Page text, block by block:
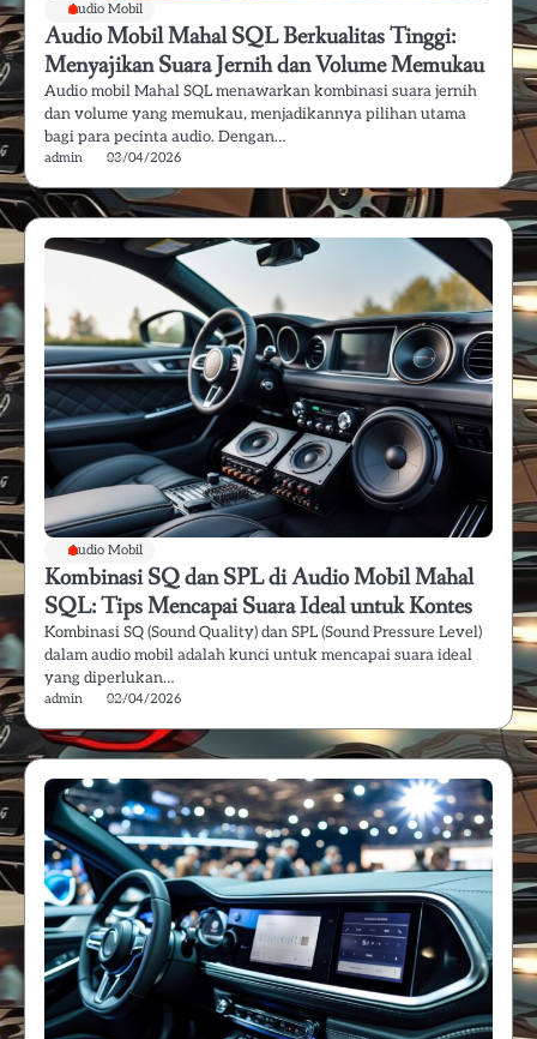
Audio Mobil
Audio Mobil Mahal SQL Berkualitas Tinggi:
Menyajikan Suara Jernih dan Volume Memukau
Audio mobil Mahal SQL menawarkan kombinasi suara jernih
dan volume yang memukau, menjadikannya pilihan utama
bagi para pecinta audio. Dengan…
admin 03/04/2026
Audio Mobil
Kombinasi SQ dan SPL di Audio Mobil Mahal
SQL: Tips Mencapai Suara Ideal untuk Kontes
Kombinasi SQ (Sound Quality) dan SPL (Sound Pressure Level)
dalam audio mobil adalah kunci untuk mencapai suara ideal
yang diperlukan…
admin 02/04/2026